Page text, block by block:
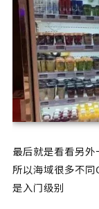
最后就是看看另外
所以海域很多不
是入门级别